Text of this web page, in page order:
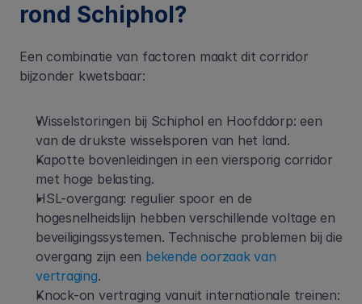
rond Schiphol?
Een combinatie van factoren maakt dit corridor
bijzonder kwetsbaar:
Wisselstoringen bij Schiphol en Hoofddorp: een
van de drukste wisselsporen van het land.
Kapotte bovenleidingen in een viersporig corridor
met hoge belasting.
HSL-overgang: regulier spoor en de
hogesnelheidslijn hebben verschillende voltage en
beveiligingssystemen. Technische problemen bij die
overgang zijn een bekende oorzaak van
vertraging.
Knock-on vertraging vanuit internationale treinen: